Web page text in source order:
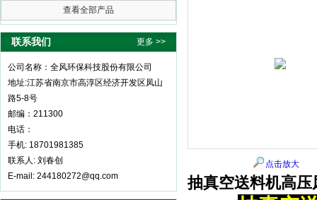
查看全部产品
联系我们 更多 >>
公司名称：全风环保科技股份有限公司
地址:江苏省南京市高淳区经济开发区凤山
路5-8号
邮编：211300
电话：
手机: 18701981385
联系人: 刘春创
E-mail: 244180272@qq.com
点击放大
抽真空送料机高压